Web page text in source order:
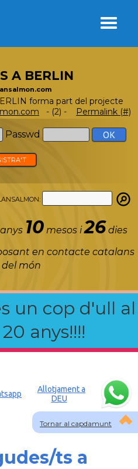
A BERLIN
forma part del projecte
- (2) - Permalink (#)
Passwd
anys 10 mesos i26 dies
en contacte catalans
món
un cop d'ull al
anys!!!!
Tornar al capdamunt
Allotjament a
DEU
ts a